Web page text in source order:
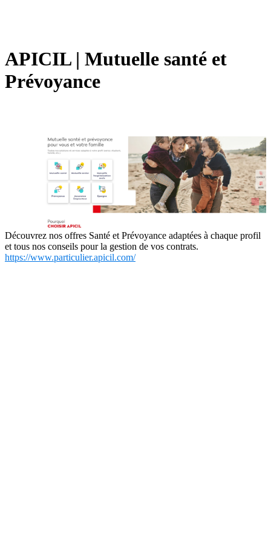
APICIL | Mutuelle santé et
Prévoyance
Découvrez nos offres Santé et Prévoyance adaptées à chaque profil
et tous nos conseils pour la gestion de vos contrats.
https://www.particulier.apicil.com/